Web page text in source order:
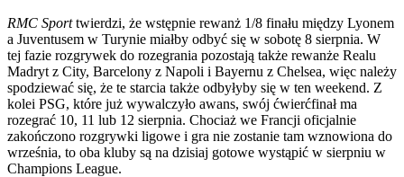
RMC Sporttwierdzi, że wstępnie rewanż 1/8 finału między Lyonem
a Juventusem w Turynie miałby odbyć się w sobotę 8 sierpnia. W
tej fazie rozgrywek do rozegrania pozostają także rewanże Realu
Madryt z City, Barcelony z Napoli i Bayernu z Chelsea, więc należy
spodziewać się, że te starcia także odbyłyby się w ten weekend. Z
kolei PSG, które już wywalczyło awans, swój ćwierćfinał ma
rozegrać 10, 11 lub 12 sierpnia. Chociaż we Francji oficjalnie
zakończono rozgrywki ligowe i gra nie zostanie tam wznowiona do
września, to oba kluby są na dzisiaj gotowe wystąpić w sierpniu w
Champions League.